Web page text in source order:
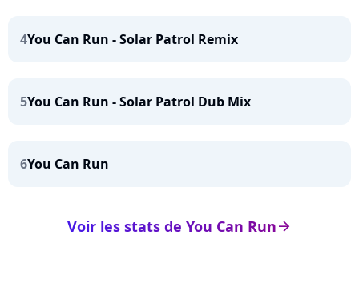
4You Can Run - Solar Patrol Remix
5You Can Run - Solar Patrol Dub Mix
6You Can Run
arrow_right
Voir les stats de You Can Run